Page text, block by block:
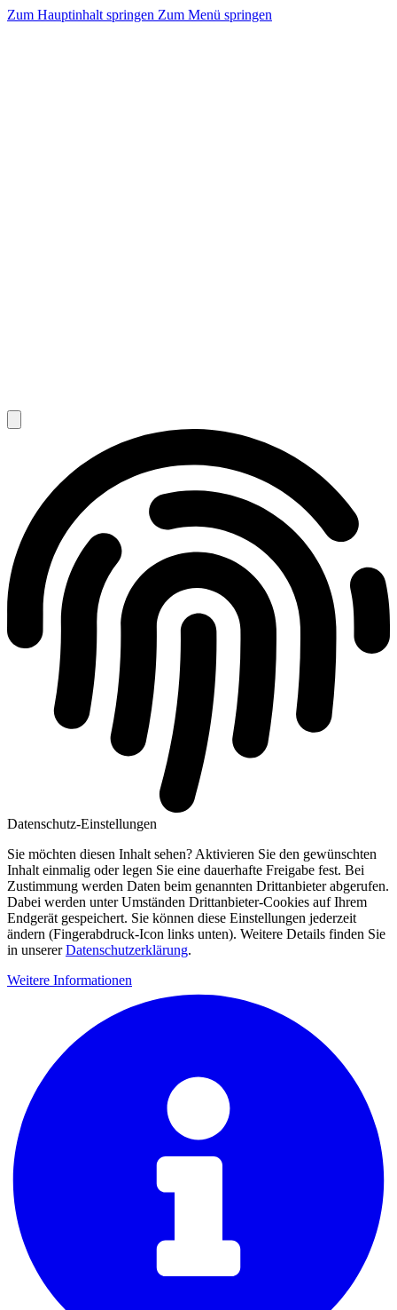
Zum Hauptinhalt springen Zum Menü springen
Datenschutz-Einstellungen
Sie möchten diesen Inhalt sehen? Aktivieren Sie den gewünschten
Inhalt einmalig oder legen Sie eine dauerhafte Freigabe fest. Bei
Zustimmung werden Daten beim genannten Drittanbieter abgerufen.
Dabei werden unter Umständen Drittanbieter-Cookies auf Ihrem
Endgerät gespeichert. Sie können diese Einstellungen jederzeit
ändern (Fingerabdruck-Icon links unten). Weitere Details finden Sie
in unsererDatenschutzerklärung.
Weitere Informationen